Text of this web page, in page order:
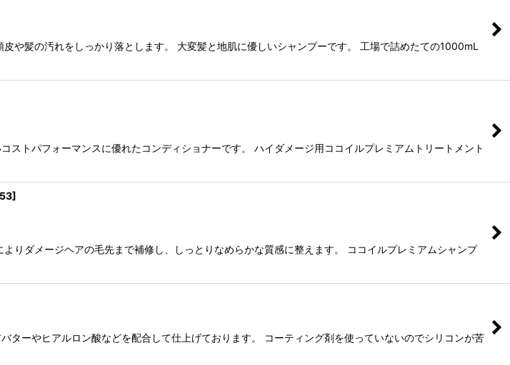
や髪の汚れをしっかり落とします。 大変髪と地肌に優しいシャンプーです。 工場で詰めたての1000mL
トパフォーマンスに優れたコンディショナーです。 ハイダメージ用ココイルプレミアムトリートメント
]
りダメージヘアの毛先まで補修し、しっとりなめらかな質感に整えます。 ココイルプレミアムシャンプ
ターやヒアルロン酸などを配合して仕上げております。 コーティング剤を使っていないのでシリコンが苦